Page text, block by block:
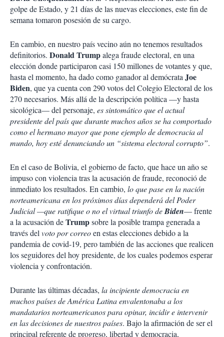
golpe de Estado, y 21 días de las nuevas elecciones, este fin de
semana tomaron posesión de su cargo.
En cambio, en nuestro país vecino aún no tenemos resultados
definitorios. Donald Trumpalega fraude electoral, en una
elección donde participaron casi 150 millones de votantes y que,
hasta el momento, ha dado como ganador al demócrata Joe
Biden, que ya cuenta con 290 votos del Colegio Electoral de los
270 necesarios. Más allá de la descripción política —y hasta
sicológica— del personaje, es sintomático que el actual
presidente del país que durante muchos años se ha comportado
como el hermano mayor que pone ejemplo de democracia al
mundo, hoy esté denunciando un “sistema electoral corrupto”.
En el caso de Bolivia, el gobierno de facto, que hace un año se
impuso con violencia tras la acusación de fraude, reconoció de
inmediato los resultados. En cambio, lo que pase en la nación
norteamericana en los próximos días dependerá del Poder
Judicial —que ratifique o no el virtual triunfo deBiden— frente
a la acusación deTrumpsobre la posible trampa generada a
través del voto por correoen estas elecciones debido a la
pandemia de covid-19, pero también de las acciones que realicen
los seguidores del hoy presidente, de los cuales podemos esperar
violencia y confrontación.
Durante las últimas décadas, la incipiente democracia en
muchos países de América Latina envalentonaba a los
mandatarios norteamericanos para opinar, incidir e intervenir
en las decisiones de nuestros países. Bajo la afirmación de ser el
principal referente de progreso, libertad y democracia,